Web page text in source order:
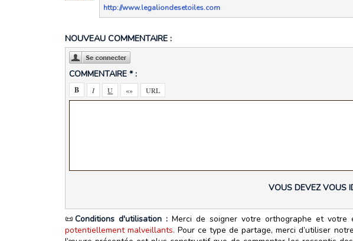
http://www.legaliondesetoiles.com
NOUVEAU COMMENTAIRE :
COMMENTAIRE * :
VOUS DEVEZ VOUS
📜Conditions d'utilisation :Merci de soigner votre orthographe et votre
potentiellement malveillants. Pour ce type de partage, merci d’utiliser